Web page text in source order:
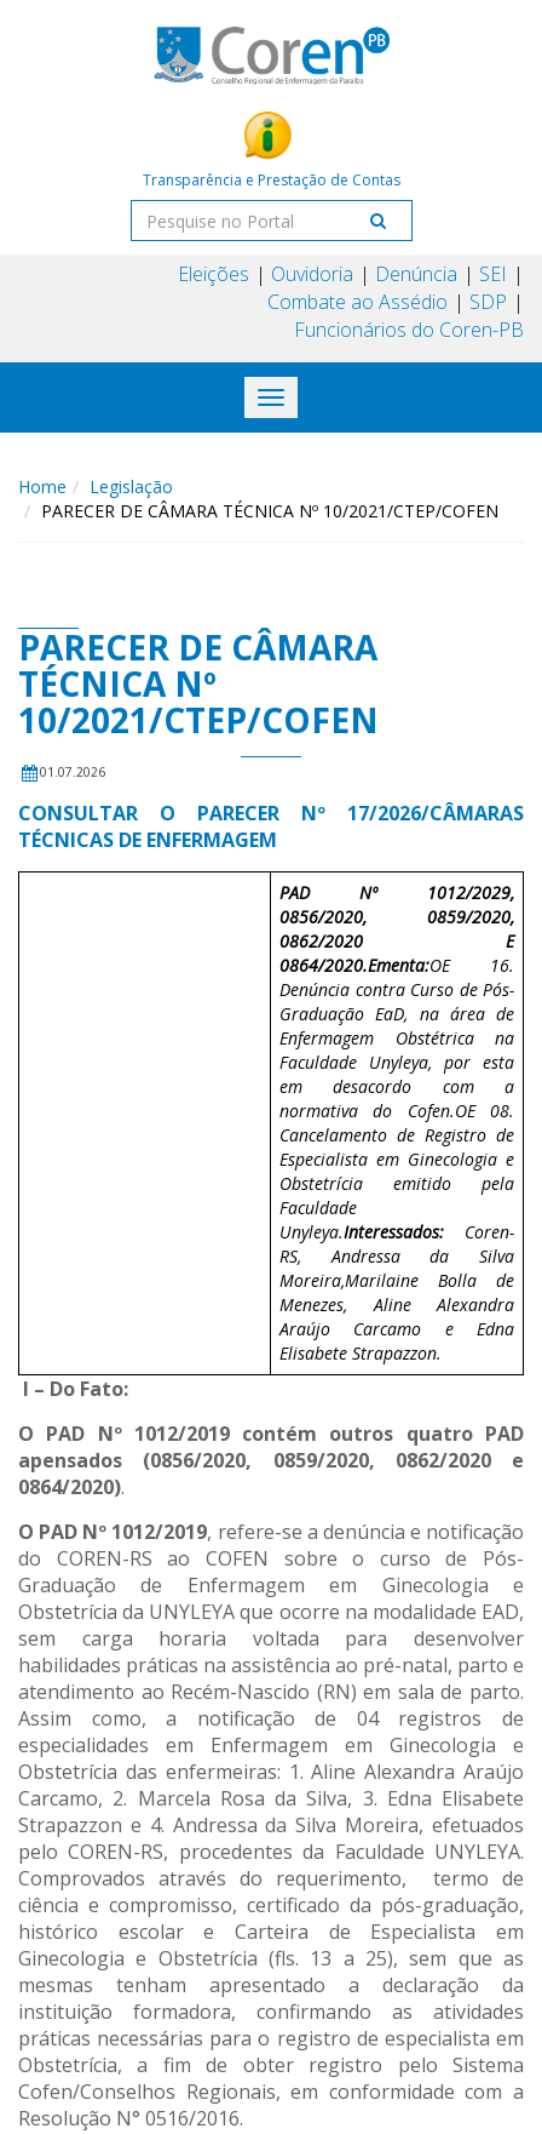
Transparência e Prestação de Contas
Eleições Ouvidoria Denúncia
SEI
Combate ao Assédio
SDP
Funcionários do Coren-PB
Toggle
navigation
Home
Legislação
PARECER DE CÂMARA TÉCNICA Nº 10/2021/CTEP/COFEN
PARECER DE CÂMARA
TÉCNICA Nº
10/2021/CTEP/COFEN
01.07.2026
CONSULTAR O PARECER Nº 17/2026/CÂMARAS
TÉCNICAS DE ENFERMAGEM
PAD Nº 1012/2029,
0856/2020, 0859/2020,
0862/2020 E
0864/2020.Ementa:OE 16.
Denúncia contra Curso de Pós-
Graduação EaD, na área de
Enfermagem Obstétrica na
Faculdade Unyleya, por esta
em desacordo com a
normativa do Cofen.OE 08.
Cancelamento de Registro de
Especialista em Ginecologia e
Obstetrícia emitido pela
Faculdade
Unyleya.Interessados: Coren-
RS, Andressa da Silva
Moreira,Marilaine Bolla de
Menezes, Aline Alexandra
Araújo Carcamo e Edna
Elisabete Strapazzon.
I – Do Fato:
O PAD Nº 1012/2019 contém outros quatro PAD
apensados (0856/2020, 0859/2020, 0862/2020 e
0864/2020).
O PAD Nº 1012/2019, refere-se a denúncia e notificação
do COREN-RS ao COFEN sobre o curso de Pós-
Graduação de Enfermagem em Ginecologia e
Obstetrícia da UNYLEYA que ocorre na modalidade EAD,
sem carga horaria voltada para desenvolver
habilidades práticas na assistência ao pré-natal, parto e
atendimento ao Recém-Nascido (RN) em sala de parto.
Assim como, a notificação de 04 registros de
especialidades em Enfermagem em Ginecologia e
Obstetrícia das enfermeiras: 1. Aline Alexandra Araújo
Carcamo, 2. Marcela Rosa da Silva, 3. Edna Elisabete
Strapazzon e 4. Andressa da Silva Moreira, efetuados
pelo COREN-RS, procedentes da Faculdade UNYLEYA.
Comprovados através do requerimento, termo de
ciência e compromisso, certificado da pós-graduação,
histórico escolar e Carteira de Especialista em
Ginecologia e Obstetrícia (fls. 13 a 25), sem que as
mesmas tenham apresentado a declaração da
instituição formadora, confirmando as atividades
práticas necessárias para o registro de especialista em
Obstetrícia, a fim de obter registro pelo Sistema
Cofen/Conselhos Regionais, em conformidade com a
Resolução N° 0516/2016.